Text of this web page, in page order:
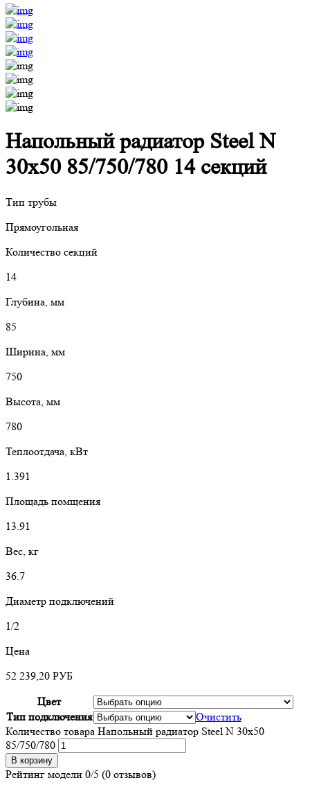
Напольный радиатор Steel N
30х50 85/750/780 14 секций
Тип трубы
Прямоугольная
Количество секций
14
Глубина, мм
85
Ширина, мм
750
Высота, мм
780
Теплоотдача, кВт
1.391
Площадь помщения
13.91
Вес, кг
36.7
Диаметр подключений
1/2
Цена
52 239,20 РУБ
Цвет
Тип подключения
Очистить
Количество товара Напольный радиатор Steel N 30х50
85/750/780
В корзину
Рейтинг модели 0/5 (0 отзывов)